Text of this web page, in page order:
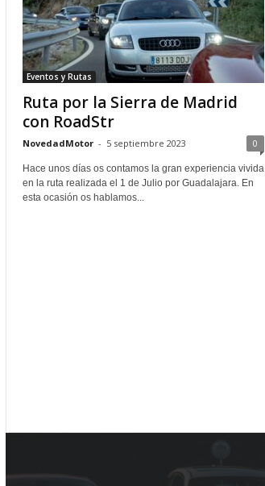
Eventos y Rutas
Ruta por la Sierra de Madrid
con RoadStr
NovedadMotor - 5 septiembre 2023 0
Hace unos días os contamos la gran experiencia vivida
en la ruta realizada el 1 de Julio por Guadalajara. En
esta ocasión os hablamos...